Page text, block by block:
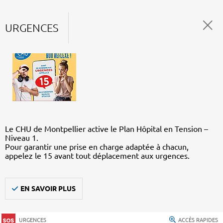
URGENCES
Le CHU de Montpellier active le Plan Hôpital en Tension –
Niveau 1.
Pour garantir une prise en charge adaptée à chacun,
appelez le 15 avant tout déplacement aux urgences.
EN SAVOIR PLUS
URGENCES ACCÈS RAPIDES